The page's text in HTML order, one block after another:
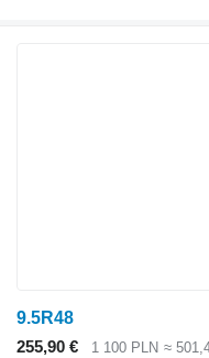
9.5R48
255,90 €
1 100 PLN ≈